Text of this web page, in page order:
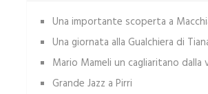
Una importante scoperta a
Una giornata alla Gualchiera di
Mario Mameli un cagliaritano dalla
Grande Jazz a Pirri